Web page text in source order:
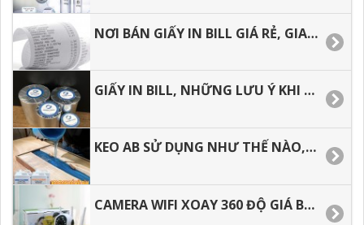
NƠI BÁN GIẤY IN BILL GIÁ RẺ, GIAO HÀNG NHANH.
GIẤY IN BILL, NHỮNG LƯU Ý KHI CHỌN MUA GIẤY IN HÓA ĐƠN.
KEO AB SỬ DỤNG NHƯ THẾ NÀO, CÁCH PHA KEO EPOXY RESIN ĐÚNG CÁCH.
CAMERA WIFI XOAY 360 ĐỘ GIÁ BAO NHIÊU TIỀN, ĐỊA CHỈ MUA GIÁ RẺ TẠI TP.HCM